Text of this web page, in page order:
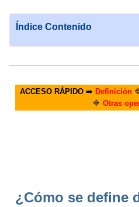
Índice Contenido
ACCESO RÁPIDO➡️ Definición
🔷 Otras
¿Cómo se define